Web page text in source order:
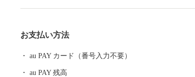
まちづくりをめざしています。 海も山もない小さなま
ちですが、町民に愛され続けて間もなく30年を迎える
お支払い方法
au PAY カード（番号入力不要）
au PAY 残高